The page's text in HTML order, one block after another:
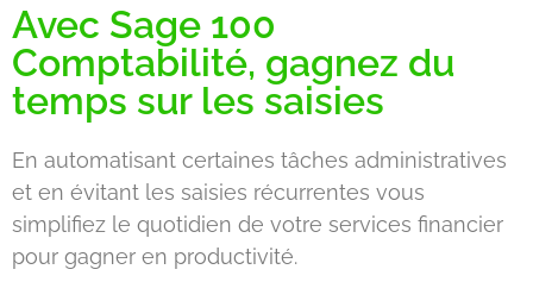
Avec Sage 100
Comptabilité, gagnez du
temps sur les saisies
En automatisant certaines tâches administratives
et en évitant les saisies récurrentes vous
simplifiez le quotidien de votre services financier
pour gagner en productivité.